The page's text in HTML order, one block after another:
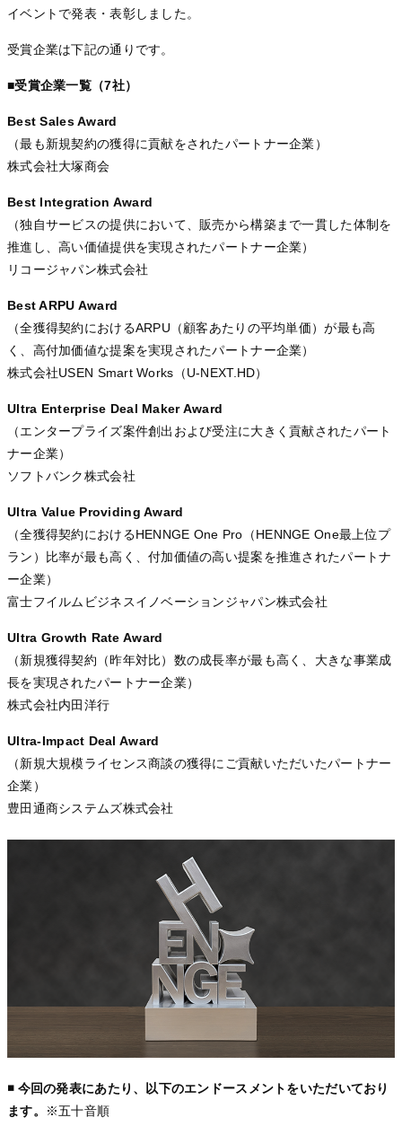
イベントで発表・表彰しました。
受賞企業は下記の通りです。
■受賞企業一覧（7社）
Best Sales Award
（最も新規契約の獲得に貢献をされたパートナー企業）
株式会社大塚商会
Best Integration Award
（独自サービスの提供において、販売から構築まで一貫した体制を
推進し、高い価値提供を実現されたパートナー企業）
リコージャパン株式会社
Best ARPU Award
（全獲得契約におけるARPU（顧客あたりの平均単価）が最も高
く、高付加価値な提案を実現されたパートナー企業）
株式会社USEN Smart Works（U-NEXT.HD）
Ultra Enterprise Deal Maker Award
（エンタープライズ案件創出および受注に大きく貢献されたパート
ナー企業）
ソフトバンク株式会社
Ultra Value Providing Award
（全獲得契約におけるHENNGE One Pro（HENNGE One最上位プ
ラン）比率が最も高く、付加価値の高い提案を推進されたパートナ
ー企業）
富士フイルムビジネスイノベーションジャパン株式会社
Ultra Growth Rate Award
（新規獲得契約（昨年対比）数の成長率が最も高く、大きな事業成
長を実現されたパートナー企業）
株式会社内田洋行
Ultra-Impact Deal Award
（新規大規模ライセンス商談の獲得にご貢献いただいたパートナー
企業）
豊田通商システムズ株式会社
◾️ 今回の発表にあたり、以下のエンドースメントをいただいており
ます。
※五十音順